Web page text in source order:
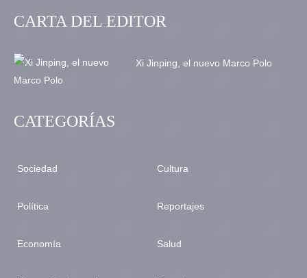
CARTA DEL EDITOR
Xi Jinping, el nuevo Marco Polo
CATEGORÍAS
Sociedad
Política
Economía
Cultura
Reportajes
Salud